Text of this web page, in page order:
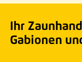
Ihr
Gabionen